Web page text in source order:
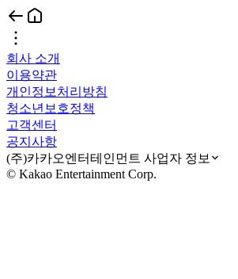
회사 소개
이용약관
개인정보처리방침
청소년보호정책
고객센터
공지사항
(주)카카오엔터테인먼트 사업자 정보
© Kakao Entertainment Corp.